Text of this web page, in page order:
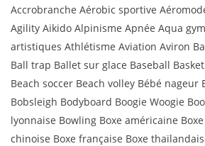
Accrobranche Aérobic sportive
Agility Aikido Alpinisme Apnée Aqua
artistiques Athlétisme Aviation Aviron
Ball trap Ballet sur glace Baseball
Beach soccer Beach volley Bébé
Bobsleigh Bodyboard Boogie Woogie
lyonnaise Bowling Boxe américaine
chinoise Boxe française Boxe